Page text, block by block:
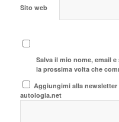
Sito web
Salva il mio nome, email
la prossima volta che
Aggiungimi alla
autologia.net